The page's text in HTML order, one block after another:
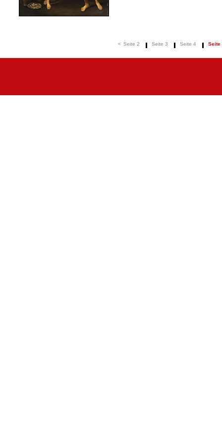
< Seite 2 Seite 3 Seite 4 Seite